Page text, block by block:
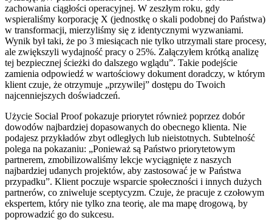
zachowania ciągłości operacyjnej. W zeszłym roku, gdy
wspieraliśmy korporację X (jednostkę o skali podobnej do Państwa)
w transformacji, mierzyliśmy się z identycznymi wyzwaniami.
Wynik był taki, że po 3 miesiącach nie tylko utrzymali stare procesy,
ale zwiększyli wydajność pracy o 25%. Załączyłem krótką analizę
tej bezpiecznej ścieżki do dalszego wglądu”. Takie podejście
zamienia odpowiedź w wartościowy dokument doradczy, w którym
klient czuje, że otrzymuje „przywilej” dostępu do Twoich
najcenniejszych doświadczeń.
Użycie Social Proof pokazuje priorytet również poprzez dobór
dowodów najbardziej dopasowanych do obecnego klienta. Nie
podajesz przykładów zbyt odległych lub nieistotnych. Subtelność
polega na pokazaniu: „Ponieważ są Państwo priorytetowym
partnerem, zmobilizowaliśmy lekcje wyciągnięte z naszych
najbardziej udanych projektów, aby zastosować je w Państwa
przypadku”. Klient poczuje wsparcie społeczności i innych dużych
partnerów, co zniweluje sceptycyzm. Czuje, że pracuje z czołowym
ekspertem, który nie tylko zna teorię, ale ma mapę drogową, by
poprowadzić go do sukcesu.